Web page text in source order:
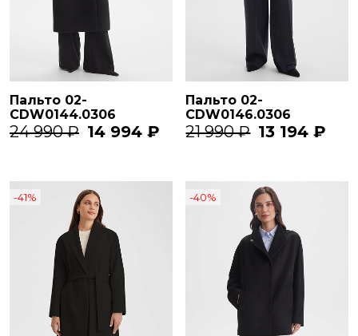
Пальто 02-
CDW0144.0306
24 990 ₽ 14 994 ₽
Пальто 02-
CDW0146.0306
21 990 ₽ 13 194 ₽
-41% -40%